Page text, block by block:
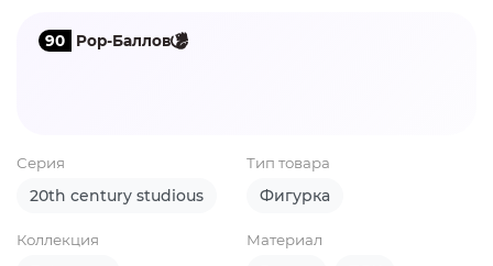
90 Pop-Баллов
Серия
20th century studious
Тип товара
Фигурка
Коллекция Материал